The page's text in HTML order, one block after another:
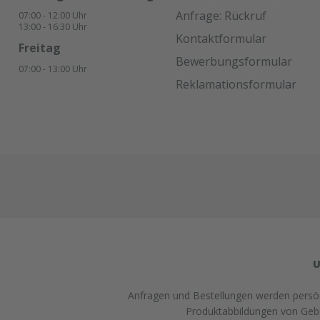
Fuge mit einem Spatel mit
Hilfe eines Glättmittels. Achten
Sie darauf, dass keine
Fugenkanten und das
07:00 - 12:00 Uhr
13:00 - 16:30 Uhr
Freitag
07:00 - 13:00 Uhr
Anfrage: Rückruf
Kontaktformular
Bewerbungsformular
Reklamationsformular
Anfragen und Bestellungen werden
Produktabbildungen von